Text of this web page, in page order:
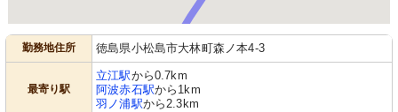
勤務地住所 徳島県小松島市大林町森ノ本4-3
最寄り駅
立江駅から0.7km
阿波赤石駅から1km
羽ノ浦駅から2.3km